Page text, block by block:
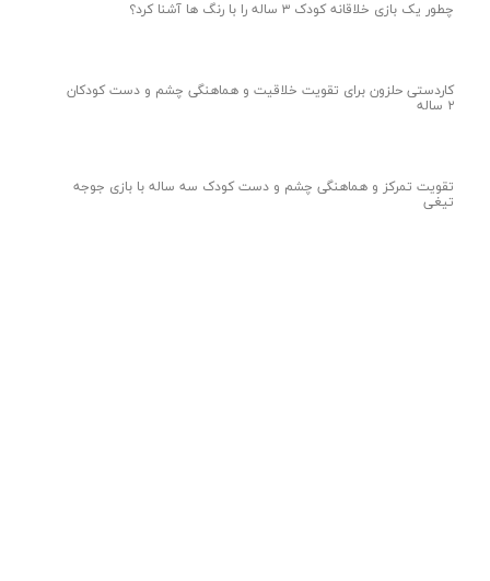
چطور یک بازی خلاقانه کودک ۳ ساله را با رنگ ها آشنا کرد؟
کاردستی حلزون برای تقویت خلاقیت و هماهنگی چشم و دست کودکان
۲ ساله
تقویت تمرکز و هماهنگی چشم و دست کودک سه ساله با بازی جوجه
تیغی